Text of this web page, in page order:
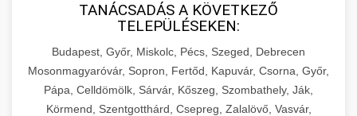
TANÁCSADÁS A KÖVETKEZŐ
TELEPÜLÉSEKEN:
Budapest, Győr, Miskolc, Pécs, Szeged, Debrecen
Mosonmagyaróvár, Sopron, Fertőd, Kapuvár, Csorna, Győr,
Pápa, Celldömölk, Sárvár, Kőszeg, Szombathely, Ják,
Körmend, Szentgotthárd, Csepreg, Zalalövő, Vasvár,